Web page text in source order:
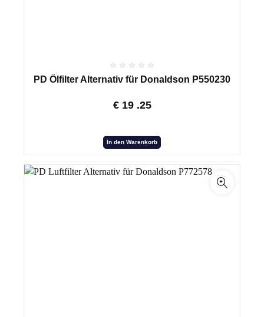
PD Ölfilter Alternativ für Donaldson P550230
€ 19 .25
In den Warenkorb